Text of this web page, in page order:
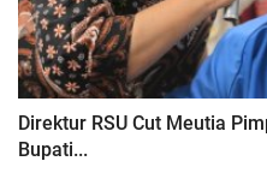
Direktur RSU Cut Meutia
Bupati...